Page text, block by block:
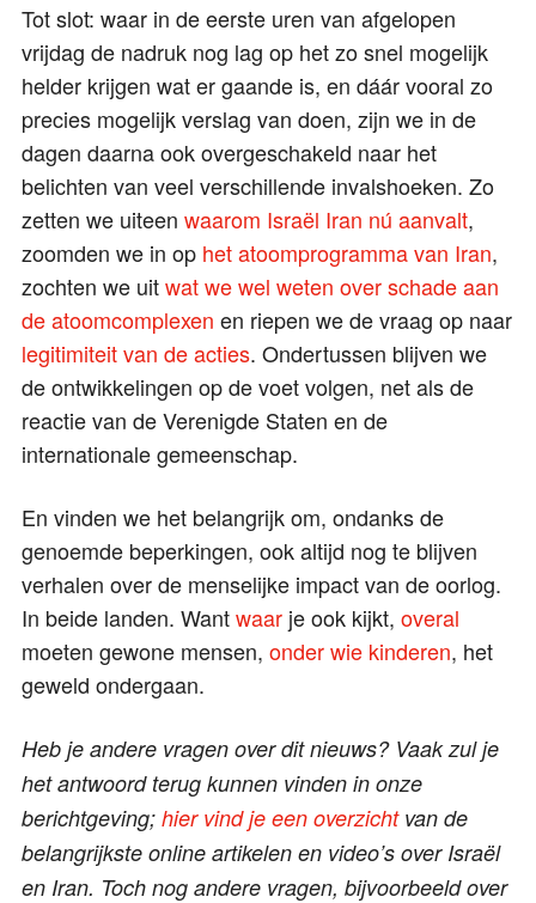
Tot slot: waar in de eerste uren van afgelopen
vrijdag de nadruk nog lag op het zo snel mogelijk
helder krijgen wat er gaande is, en dáár vooral zo
precies mogelijk verslag van doen, zijn we in de
dagen daarna ook overgeschakeld naar het
belichten van veel verschillende invalshoeken. Zo
zetten we uiteen waarom Israël Iran nú aanvalt,
zoomden we in op het atoomprogramma van Iran,
zochten we uitwat we wel weten over schade aan
de atoomcomplexen en riepen we de vraag op naar
legitimiteit van de acties. Ondertussen blijven we
de ontwikkelingen op de voet volgen, net als de
reactie van de Verenigde Staten en de
internationale gemeenschap.
En vinden we het belangrijk om, ondanks de
genoemde beperkingen, ook altijd nog te blijven
verhalen over de menselijke impact van de oorlog.
In beide landen. Wantwaar je ook kijkt, overal
moeten gewone mensen, onder wie kinderen, het
geweld ondergaan.
Heb je andere vragen over dit nieuws? Vaak zul je
het antwoord terug kunnen vinden in onze
berichtgeving; hier vind je een overzichtvan de
belangrijkste online artikelen en video’s over Israël
en Iran. Toch nog andere vragen, bijvoorbeeld over